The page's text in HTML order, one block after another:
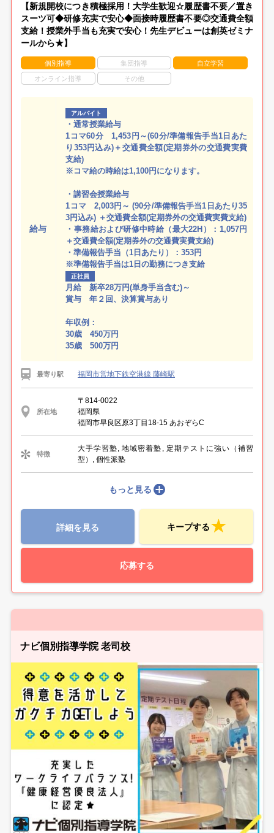
【新規開校につき積極採用！大学生歓迎☆履歴書不要／置き
スーツ可◆研修充実で安心◆面接時履歴書不要◎交通費全額
支給！授業外手当も充実で安心！先生デビューは創英ゼミナ
ールから★】
個別指導 集団指導 自立学習
オンライン指導 その他
給与
アルバイト
・通常授業給与
1コマ60分 1,453円～(60分/準備報告手当1日あた
り353円込み)＋交通費全額(定期券外の交通費実費
支給)
※コマ給の時給は1,100円になります。
・講習会授業給与
1コマ 2,003円～ (90分/準備報告手当1日あたり35
3円込み) ＋交通費全額(定期券外の交通費実費支給)
・事務給および研修中時給（最大22H）：1,057円
＋交通費全額(定期券外の交通費実費支給)
・準備報告手当（1日あたり）：353円
※準備報告手当は1日の勤務につき支給
正社員
月給 新卒28万円(単身手当含む)～
賞与 年２回、決算賞与あり
年収例：
30歳 450万円
35歳 500万円
最寄り駅 福岡市営地下鉄空港線 藤崎駅
所在地
〒814-0022
福岡県
福岡市早良区原3丁目18-15 あおぞらC
特徴
大手学習塾, 地域密着塾, 定期テストに強い（補習
型）, 個性派塾
もっと見る
詳細を見る キープする
応募する
ナビ個別指導学院 老司校